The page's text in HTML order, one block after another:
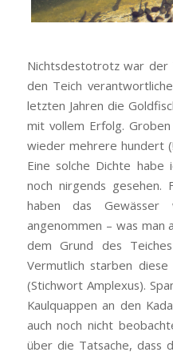
Nichtsdestotrotz war der
den Teich
letzten Jahren die
mit vollem Erfolg.
wieder mehrere hundert
Eine solche Dichte
noch nirgends gesehen.
haben das Gewässer
angenommen – was man
dem Grund des
Vermutlich starben
(Stichwort Amplexus).
Kaulquappen an den
auch noch nicht
über die Tatsache, dass